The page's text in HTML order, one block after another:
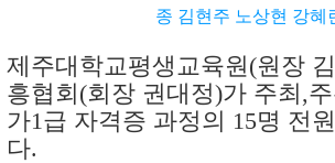
종 김현주 노상현 강혜
제주대학교평생교육원(원장
흥협회(회장 권대정)가 주최,
가1급 자격증 과정의 15명 전
다.